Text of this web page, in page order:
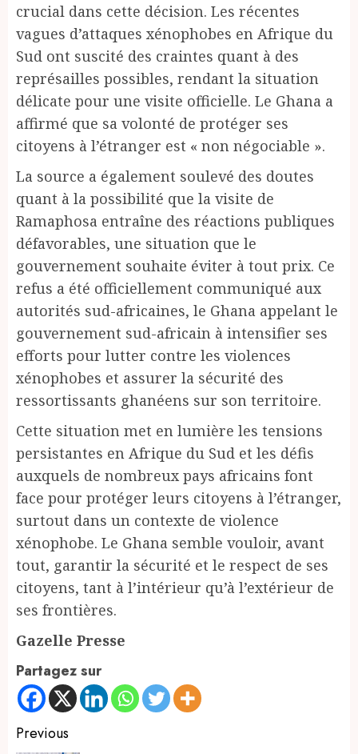
crucial dans cette décision. Les récentes
vagues d’attaques xénophobes en Afrique du
Sud ont suscité des craintes quant à des
représailles possibles, rendant la situation
délicate pour une visite officielle. Le Ghana a
affirmé que sa volonté de protéger ses
citoyens à l’étranger est « non négociable ».
La source a également soulevé des doutes
quant à la possibilité que la visite de
Ramaphosa entraîne des réactions publiques
défavorables, une situation que le
gouvernement souhaite éviter à tout prix. Ce
refus a été officiellement communiqué aux
autorités sud-africaines, le Ghana appelant le
gouvernement sud-africain à intensifier ses
efforts pour lutter contre les violences
xénophobes et assurer la sécurité des
ressortissants ghanéens sur son territoire.
Cette situation met en lumière les tensions
persistantes en Afrique du Sud et les défis
auxquels de nombreux pays africains font
face pour protéger leurs citoyens à l’étranger,
surtout dans un contexte de violence
xénophobe. Le Ghana semble vouloir, avant
tout, garantir la sécurité et le respect de ses
citoyens, tant à l’intérieur qu’à l’extérieur de
ses frontières.
Gazelle Presse
Partagez sur
Continue
Previous